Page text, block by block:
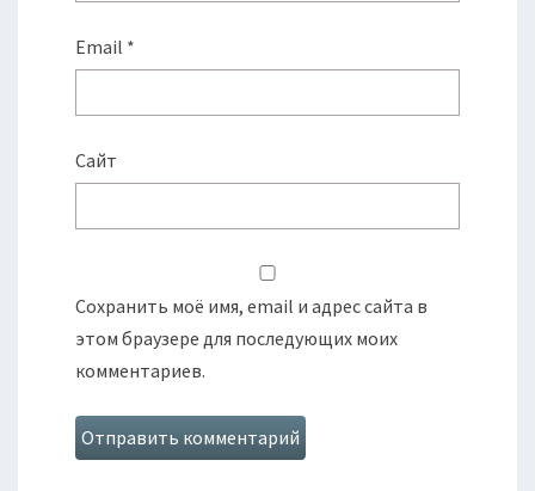
Email *
Сайт
Сохранить моё имя, email и адрес сайта в
этом браузере для последующих моих
комментариев.